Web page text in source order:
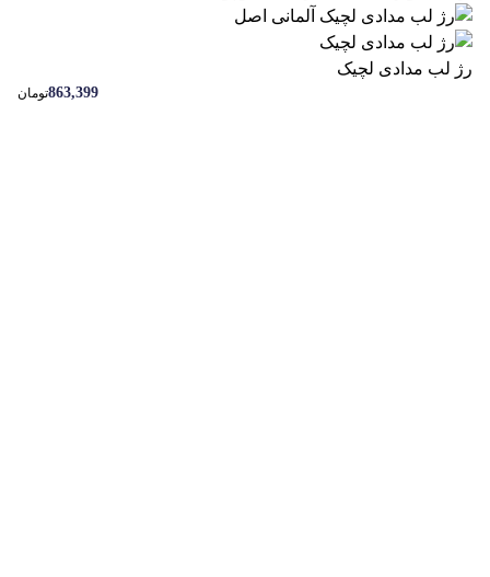
رژ لب مدادی لچیک
863,399تومان